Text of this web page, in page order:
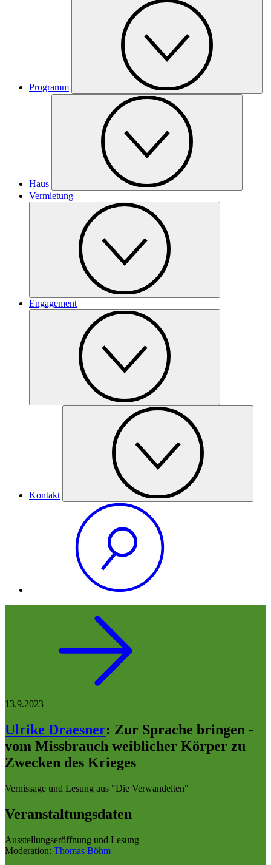
Programm
Haus
Vermietung
Engagement
Kontakt
13.9.2023
Ulrike Draesner: Zur Sprache bringen -
vom Missbrauch weiblicher Körper zu
Zwecken des Krieges
Vernissage und Lesung aus "Die Verwandelten"
Veranstaltungsdaten
Ausstellungseröffnung und Lesung
Moderation: Thomas Böhm